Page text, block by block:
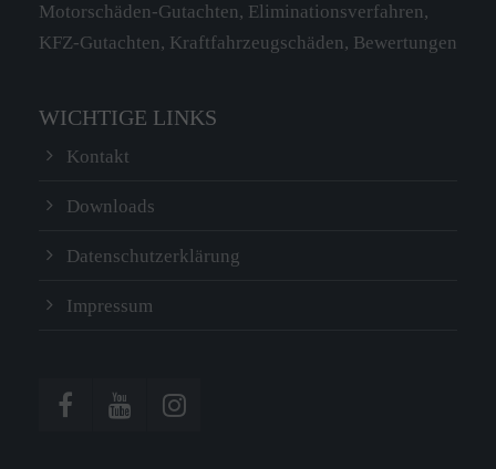
Aenean commodo ligula eget dolor. Aenean
massa. Cum sociis natoque penatibus et magnis
Motorschäden-Gutachten, Eliminationsverfahren,
KFZ-Gutachten, Kraftfahrzeugschäden, Bewertungen
WICHTIGE LINKS
Kontakt
Downloads
Datenschutzerklärung
Impressum